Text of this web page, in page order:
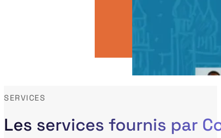
Les services fournis par
SERVICES